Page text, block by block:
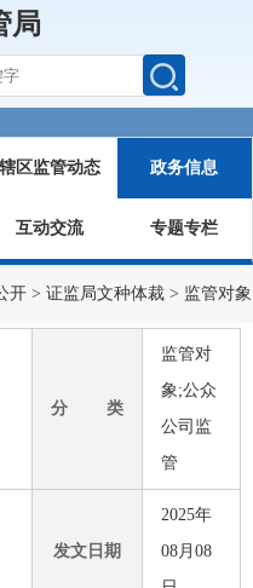
局
辖区监管动态 政务信息
互动交流 专题专栏
开 > 证监局文种体裁 > 监管对象
分 类
监管对
象;公众
公司监
管
发文日期
2025年
08月08